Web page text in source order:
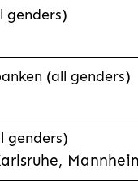
genders)
(all genders)
genders)